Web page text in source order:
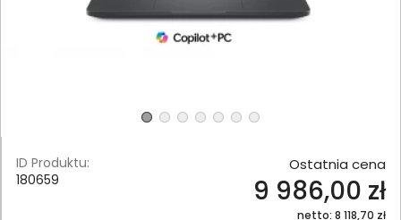
ID Produktu:
180659
Ostatnia cena
9 986,00 zł
netto: 8 118,70 zł